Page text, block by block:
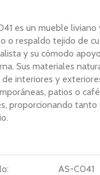
es un mueble
o respaldo tejido de
y su cómodo
Sus materiales
de interiores y
patios o
proporcionando
AS-C041